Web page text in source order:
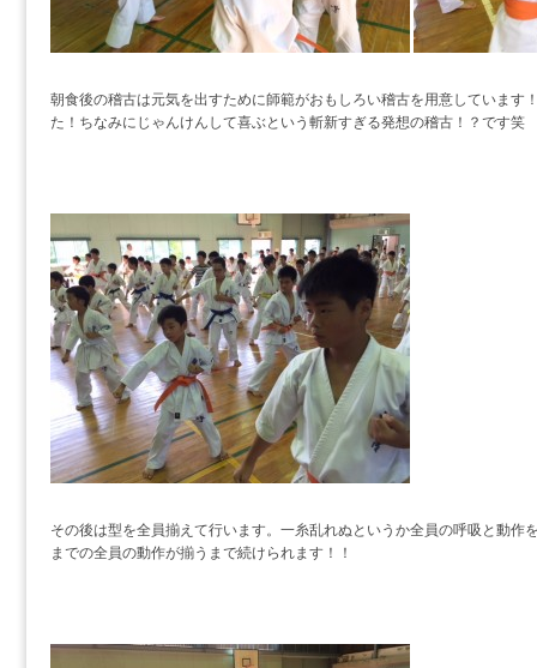
朝食後の稽古は元気を出すために師範がおもしろい稽古を用意しています
た！ちなみにじゃんけんして喜ぶという斬新すぎる発想の稽古！？です笑
その後は型を全員揃えて行います。一糸乱れぬというか全員の呼吸と動作
までの全員の動作が揃うまで続けられます！！